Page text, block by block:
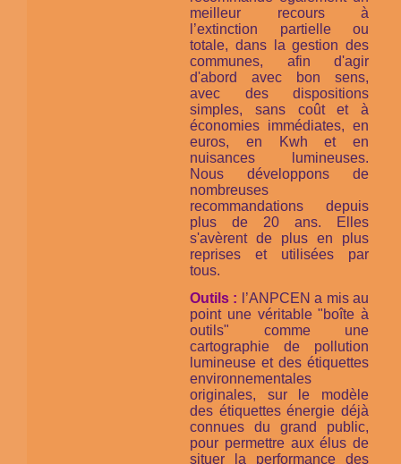
meilleur recours à
l’extinction partielle ou
totale, dans la gestion des
communes, afin d'agir
d'abord avec bon sens,
avec des dispositions
simples, sans coût et à
économies immédiates, en
euros, en Kwh et en
nuisances lumineuses.
Nous développons de
nombreuses
recommandations depuis
plus de 20 ans. Elles
s'avèrent de plus en plus
reprises et utilisées par
tous.
Outils :
l’ANPCEN a mis au
point une véritable "boîte à
outils" comme une
cartographie de pollution
lumineuse et des étiquettes
environnementales
originales, sur le modèle
des étiquettes énergie déjà
connues du grand public,
pour permettre aux élus de
situer la performance des